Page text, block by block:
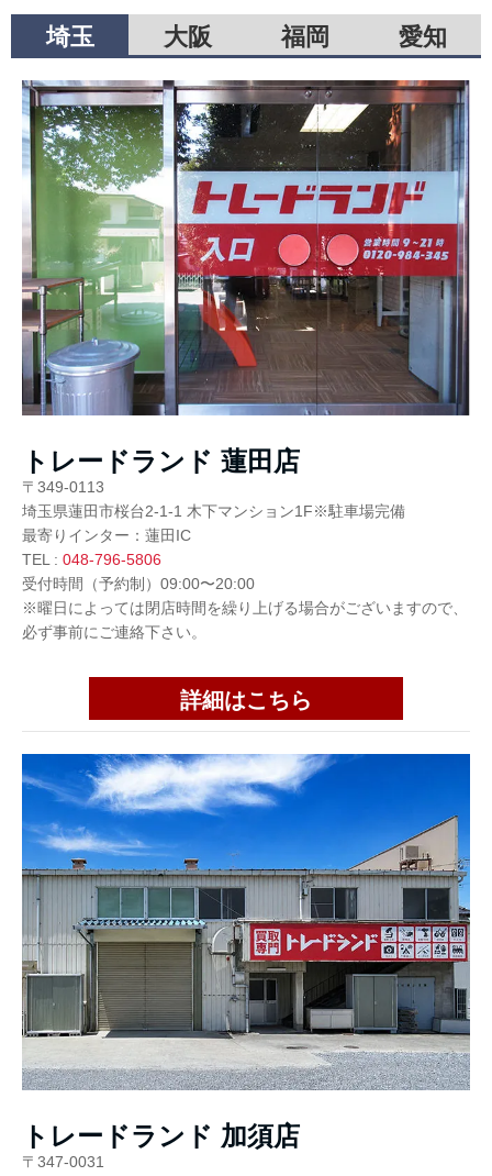
埼玉 大阪 福岡 愛知
トレードランド 蓮田店
〒349-0113
埼玉県蓮田市桜台2-1-1 木下マンション1F※駐車場完備
最寄りインター：蓮田IC
TEL : 048-796-5806
受付時間（予約制）09:00〜20:00
※曜日によっては閉店時間を繰り上げる場合がございますので、
必ず事前にご連絡下さい。
詳細はこちら
トレードランド 加須店
〒347-0031